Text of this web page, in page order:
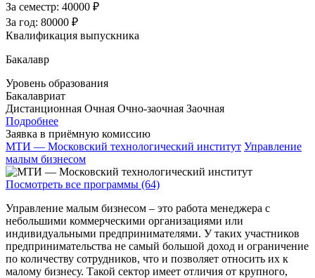
За семестр: 40000 ₽
За год: 80000 ₽
Квалификация выпускника
Бакалавр
Уровень образования
Бакалавриат
Дистанционная Очная Очно-заочная Заочная
Подробнее
Заявка в приёмную комиссию
МТИ — Московский технологический институт Управление
малым бизнесом
Посмотреть все программы (64)
Управление малым бизнесом – это работа менеджера с
небольшими коммерческими организациями или
индивидуальными предпринимателями. У таких участников
предпринимательства не самый большой доход и ограничение
по количеству сотрудников, что и позволяет относить их к
малому бизнесу. Такой сектор имеет отличия от крупного,